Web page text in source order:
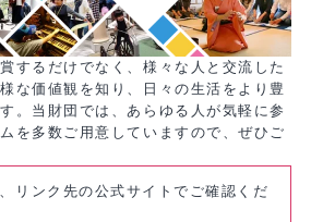
するだけでなく、様々な人と交流した
な価値観を知り、日々の生活をより豊
。当財団では、あらゆる人が気軽に参
を多数ご用意していますので、ぜひご
リンク先の公式サイトでご確認くだ